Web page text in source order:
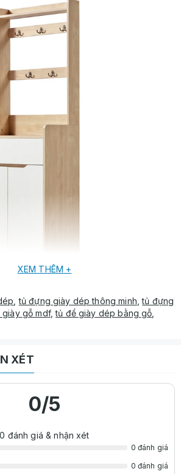
để giày và 1 ngăn kéo để đồ.
XEM THÊM +
,tủ đựng giày dép thông minh ,tủ đựng
giày gỗ mdf,tủ để giày dép bằng gỗ
XÉT
0/5
0 đánh giá & nhận xét
0 đánh giá
0 đánh giá